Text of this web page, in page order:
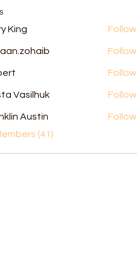
King Follow
Follow
Follow
Vasilhuk Follow
Austin
Follow
(41)